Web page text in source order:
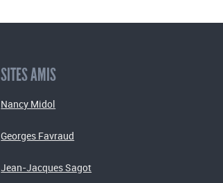
SITES AMIS
Nancy Midol
Georges Favraud
Jean-Jacques Sagot